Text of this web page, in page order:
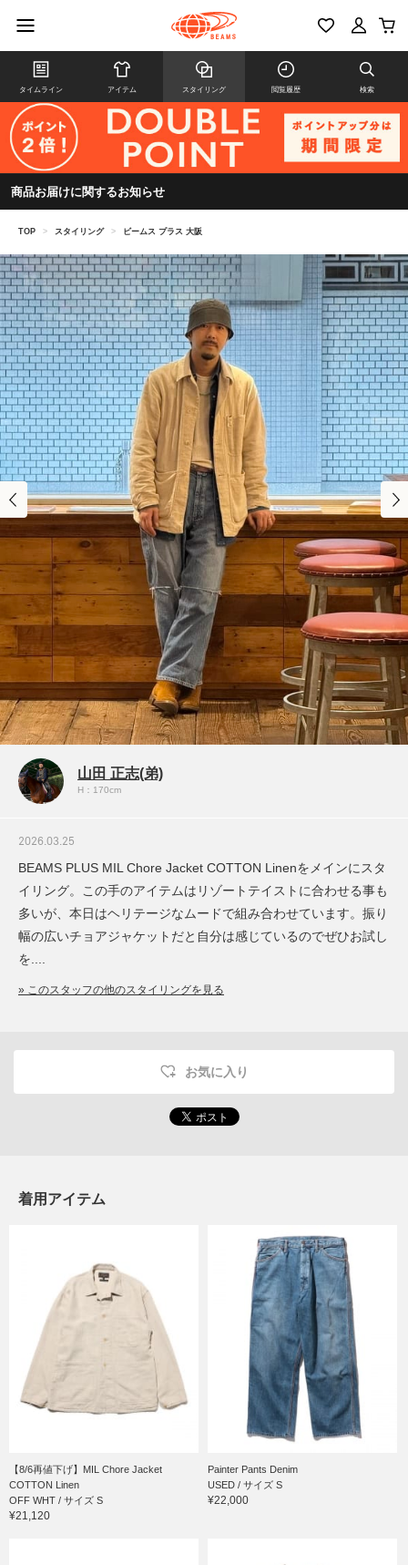
タイムライン アイテム スタイリング 閲覧履歴 検索
商品お届けに関するお知らせ
TOP > スタイリング > ビームス プラス 大阪
山田 正志(弟)
H：170cm
2026.03.25
BEAMS PLUS MIL Chore Jacket COTTON Linenをメインにスタ
イリング。この手のアイテムはリゾートテイストに合わせる事も
多いが、本日はヘリテージなムードで組み合わせています。振り
幅の広いチョアジャケットだと自分は感じているのでぜひお試し
を....
» このスタッフの他のスタイリングを見る
お気に入り
着用アイテム
【8/6再値下げ】MIL Chore Jacket
COTTON Linen
OFF WHT / サイズ S
¥21,120
Painter Pants Denim
USED / サイズ S
¥22,000